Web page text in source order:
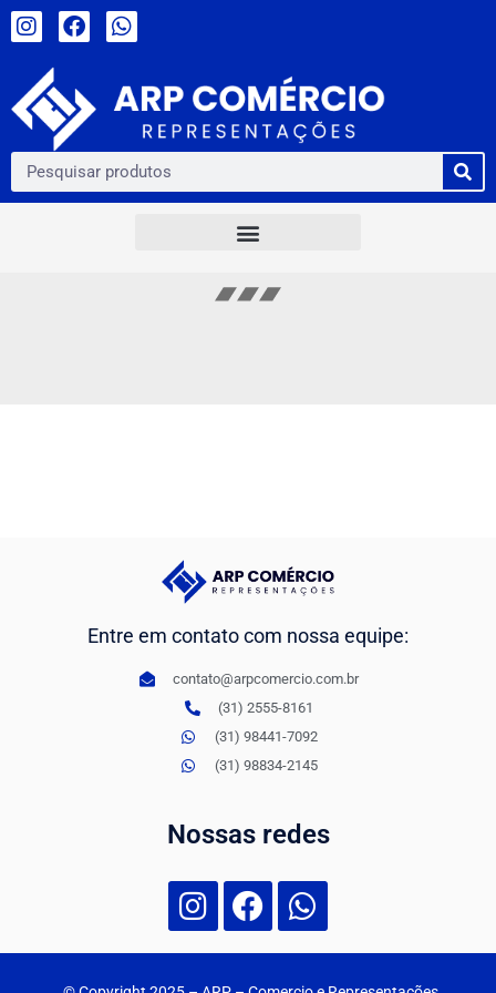
Entre em contato com nossa equipe:
contato@arpcomercio.com.br
(31) 2555-8161
(31) 98441-7092
(31) 98834-2145
Nossas redes